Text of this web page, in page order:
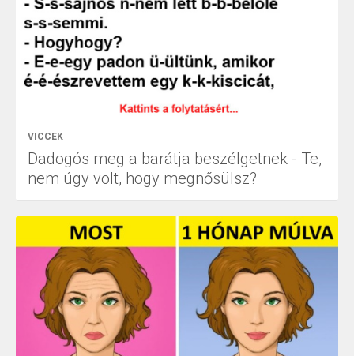
VICCEK
Dadogós meg a barátja beszélgetnek - Te,
nem úgy volt, hogy megnősülsz?